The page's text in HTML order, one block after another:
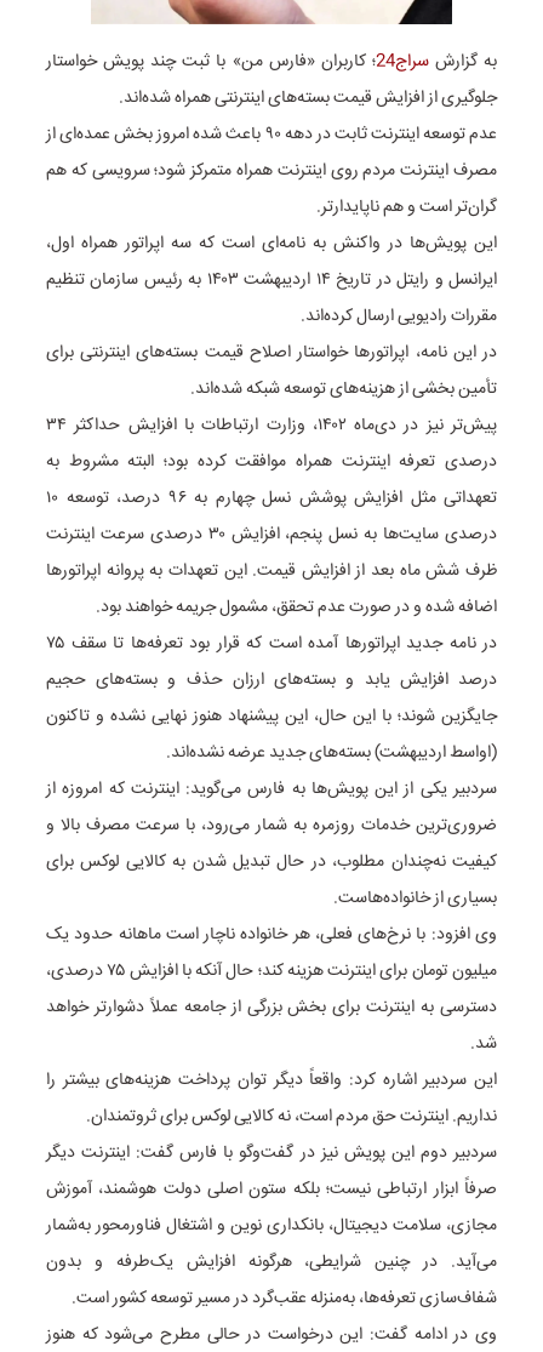
به گزارشسراج24
؛ کاربران «فارس من» با ثبت چند پویش خواستار
جلوگیری از افزایش قیمت بسته‌های اینترنتی همراه شده‌اند.
عدم توسعه اینترنت ثابت در دهه ۹۰ باعث شده امروز بخش عمده‌ای از
مصرف اینترنت مردم روی اینترنت همراه متمرکز شود؛ سرویسی که هم
گران‌تر است و هم ناپایدارتر.
این پویش‌ها در واکنش به نامه‌ای است که سه اپراتور همراه اول،
ایرانسل و رایتل در تاریخ ۱۴ اردیبهشت ۱۴۰۳ به رئیس سازمان تنظیم
مقررات رادیویی ارسال کرده‌اند.
در این نامه، اپراتورها خواستار اصلاح قیمت بسته‌های اینترنتی برای
تأمین بخشی از هزینه‌های توسعه شبکه شده‌اند.
پیش‌تر نیز در دی‌ماه ۱۴۰۲، وزارت ارتباطات با افزایش حداکثر ۳۴
درصدی تعرفه اینترنت همراه موافقت کرده بود؛ البته مشروط به
تعهداتی مثل افزایش پوشش نسل چهارم به ۹۶ درصد، توسعه ۱۰
درصدی سایت‌ها به نسل پنجم، افزایش ۳۰ درصدی سرعت اینترنت
ظرف شش ماه بعد از افزایش قیمت. این تعهدات به پروانه اپراتورها
اضافه شده و در صورت عدم تحقق، مشمول جریمه خواهند بود.
در نامه جدید اپراتورها آمده است که قرار بود تعرفه‌ها تا سقف ۷۵
درصد افزایش یابد و بسته‌های ارزان حذف و بسته‌های حجیم
جایگزین شوند؛ با این حال، این پیشنهاد هنوز نهایی نشده و تاکنون
(اواسط اردیبهشت) بسته‌های جدید عرضه نشده‌اند.
سردبیر یکی از این پویش‌ها به فارس می‌گوید: اینترنت که امروزه از
ضروری‌ترین خدمات روزمره به شمار می‌رود، با سرعت مصرف بالا و
کیفیت نه‌چندان مطلوب، در حال تبدیل شدن به کالایی لوکس برای
بسیاری از خانواده‌هاست.
وی افزود: با نرخ‌های فعلی، هر خانواده ناچار است ماهانه حدود یک
میلیون تومان برای اینترنت هزینه کند؛ حال‌ آنکه با افزایش ۷۵ درصدی،
دسترسی به اینترنت برای بخش بزرگی از جامعه عملاً دشوارتر خواهد
شد.
این سردبیر اشاره کرد: واقعاً دیگر توان پرداخت هزینه‌های بیشتر را
نداریم. اینترنت حق مردم است، نه کالایی لوکس برای ثروتمندان.
سردبیر دوم این پویش نیز در گفت‌وگو با فارس گفت: اینترنت دیگر
صرفاً ابزار ارتباطی نیست؛ بلکه ستون اصلی دولت هوشمند، آموزش
مجازی، سلامت دیجیتال، بانکداری نوین و اشتغال فناورمحور به‌شمار
می‌آید. در چنین شرایطی، هرگونه افزایش یک‌طرفه و بدون
شفاف‌سازی تعرفه‌ها، به‌منزله عقب‌گرد در مسیر توسعه کشور است.
وی در ادامه گفت: این درخواست در حالی مطرح می‌شود که هنوز